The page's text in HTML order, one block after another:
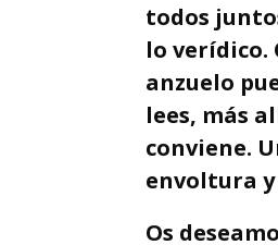
todos
lo verídico.
anzuelo
lees, más
conviene.
envoltura
Os